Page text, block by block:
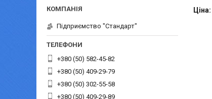
Ціна:
Підприємство "Стандарт"
+380 (50) 582-45-82
+380 (50) 409-29-79
+380 (50) 302-55-58
+380 (50) 409-29-89